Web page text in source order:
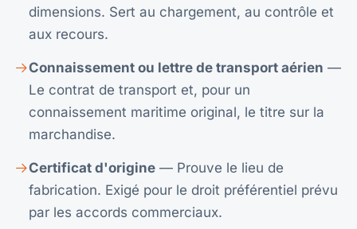
dimensions. Sert au chargement, au contrôle et
aux recours.
Connaissement ou lettre de transport aérien —
Le contrat de transport et, pour un
connaissement maritime original, le titre sur la
marchandise.
Certificat d'origine — Prouve le lieu de
fabrication. Exigé pour le droit préférentiel prévu
par les accords commerciaux.